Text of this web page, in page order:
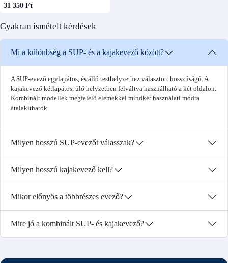
31 350 Ft
Gyakran ismételt kérdések
Mi a különbség a SUP- és a kajakevező között?
A SUP-evező egylapátos, és álló testhelyzethez választott hosszúságú. A
kajakevező kétlapátos, ülő helyzetben felváltva használható a két oldalon.
Kombinált modellek megfelelő elemekkel mindkét használati módra
átalakíthatók.
Milyen hosszú SUP-evezőt válasszak?
Milyen hosszú kajakevező kell?
Mikor előnyös a többrészes evező?
Mire jó a kombinált SUP- és kajakevező?